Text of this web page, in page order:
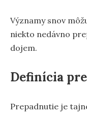
Významy snov
niekto nedávno
dojem.
Definícia
Prepadnutie je